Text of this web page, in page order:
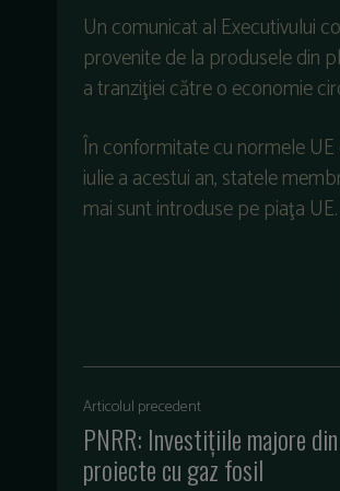
Un comunicat al Executivului
provenite de la produsele din
a tranziţiei către o economie
În conformitate cu normele
iulie a acestui an, statele
mai sunt introduse pe piaţa UE.
Articolul precedent
PNRR: Investițiile majore
proiecte cu gaz fosil